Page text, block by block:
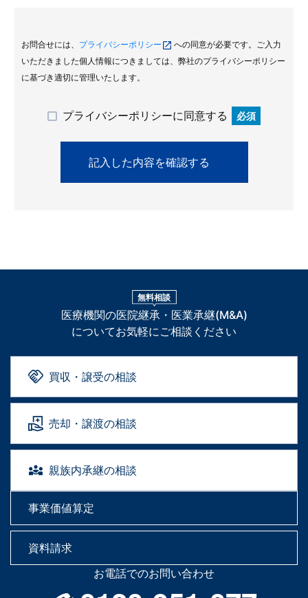
お問合せには、 プライバシーポリシー
への同意が必要です。ご入力
いただきました個人情報につきましては、弊社のプライバシーポリシー
に基づき適切に管理いたします。
プライバシーポリシーに同意する 必須
無料相談
医療機関の医院継承・医業承継(M&A)
についてお気軽にご相談ください
買収・譲受の相談
売却・譲渡の相談
親族内承継の相談
事業価値算定
資料請求
お電話でのお問い合わせ